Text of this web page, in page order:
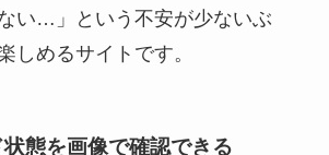
い…」という不安が少ないぶ
しめるサイトです。
態を画像で確認できる